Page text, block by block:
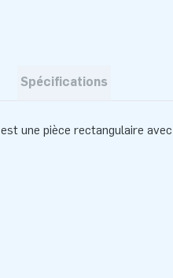
Spécifications
est une pièce rectangulaire